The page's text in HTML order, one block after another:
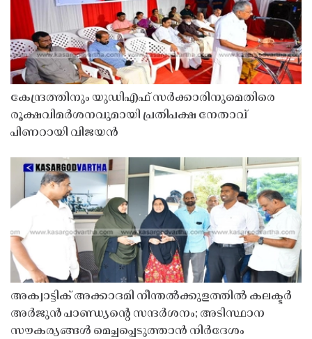
കേന്ദ്രത്തിനും യുഡിഎഫ് സർക്കാരിനുമെതിരെ
രൂക്ഷവിമർശനവുമായി പ്രതിപക്ഷ നേതാവ്
പിണറായി വിജയൻ
അക്വാട്ടിക് അക്കാദമി നീന്തൽക്കുളത്തിൽ കലക്ടർ
അർജുൻ പാണ്ഡ്യൻ്റെ സന്ദർശനം; അടിസ്ഥാന
സൗകര്യങ്ങൾ മെച്ചപ്പെടുത്താൻ നിർദേശം